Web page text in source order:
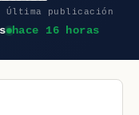
Última publicación
hace 16 horas